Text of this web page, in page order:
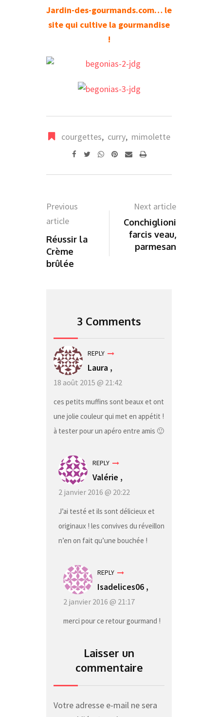
Jardin-des-gourmands.com… le
site qui cultive la gourmandise
!
courgettes, curry, mimolette
WhatsappPinterest
SharePrint
Previous
article
Réussir la
Crème
brûlée
Next article
Conchiglioni
farcis veau,
parmesan
3 Comments
REPLY
Laura ,
18 août 2015 @ 21:42
ces petits muffins sont beaux et ont
une jolie couleur qui met en appétit !
à tester pour un apéro entre amis 🙂
REPLY
Valérie ,
2 janvier 2016 @ 20:22
J’ai testé et ils sont délicieux et
originaux ! les convives du réveillon
n’en on fait qu’une bouchée !
REPLY
Isadelices06 ,
2 janvier 2016 @ 21:17
merci pour ce retour gourmand !
Laisser un
commentaire
Votre adresse e-mail ne sera